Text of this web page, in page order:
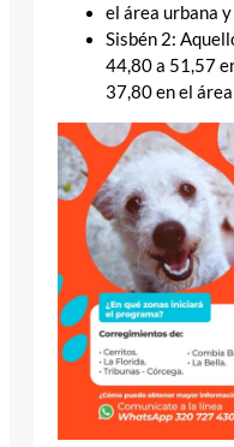
el área urbana
Sisbén 2:
44,80 a 51,57
37,80 en el